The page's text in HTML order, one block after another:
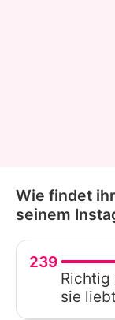
Wie findet
seinem
239
Richtig
sie